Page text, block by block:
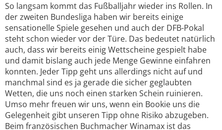
So langsam kommt das Fußballjahr wieder ins Rollen. In
der zweiten Bundesliga haben wir bereits einige
sensationelle Spiele gesehen und auch der DFB-Pokal
steht schon wieder vor der Türe. Das bedeutet natürlich
auch, dass wir bereits einig Wettscheine gespielt habe
und damit bislang auch jede Menge Gewinne einfahren
konnten. Jeder Tipp geht uns allerdings nicht auf und
manchmal sind es ja gerade die sicher geglaubten
Wetten, die uns noch einen starken Schein ruinieren.
Umso mehr freuen wir uns, wenn ein Bookie uns die
Gelegenheit gibt unseren Tipp ohne Risiko abzugeben.
Beim französischen Buchmacher Winamax ist das